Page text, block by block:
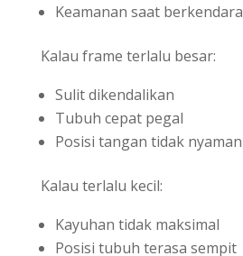
Keamanan saat berkendara
Kalau frame terlalu besar:
Sulit dikendalikan
Tubuh cepat pegal
Posisi tangan tidak nyaman
Kalau terlalu kecil:
Kayuhan tidak maksimal
Posisi tubuh terasa sempit